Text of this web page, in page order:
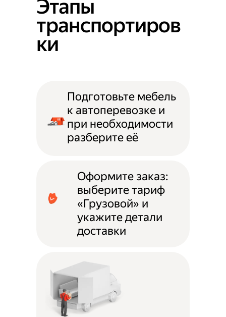
Этапы
транспортиров
ки
Подготовьте мебель
к автоперевозке и
при необходимости
разберите её
Оформите заказ:
выберите тариф
«Грузовой» и
укажите детали
доставки